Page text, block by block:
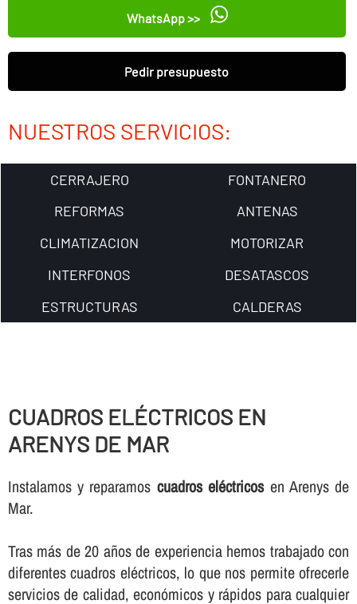
WhatsApp >>
Pedir presupuesto
NUESTROS SERVICIOS:
CERRAJERO
FONTANERO
REFORMAS
ANTENAS
CLIMATIZACION
MOTORIZAR
INTERFONOS
DESATASCOS
ESTRUCTURAS
CALDERAS
CUADROS ELÉCTRICOS EN
ARENYS DE MAR
Instalamos y reparamos cuadros eléctricosen Arenys de
Mar.
Tras más de 20 años de experiencia hemos trabajado con
diferentes cuadros eléctricos, lo que nos permite ofrecerle
servicios de calidad, económicos y rápidos para cualquier